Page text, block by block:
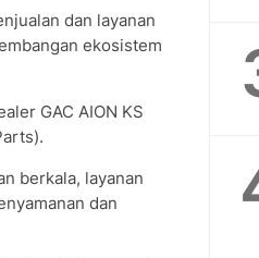
dan layanan
ekosistem
GAC AION KS
berkala, layanan
dan